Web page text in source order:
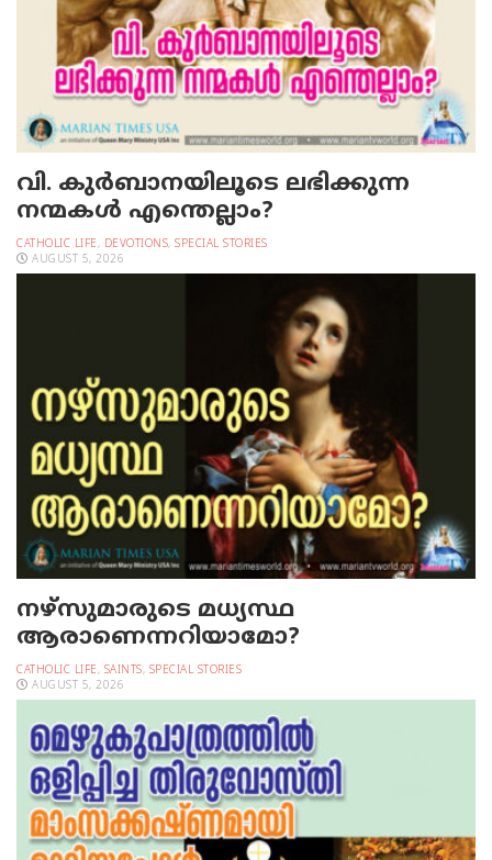
വി. കുര്‍ബാനയിലൂടെ ലഭിക്കുന്ന
നന്മകള്‍ എന്തെല്ലാം?
CATHOLIC LIFE, DEVOTIONS, SPECIAL STORIES
AUGUST 5, 2026
നഴ്‌സുമാരുടെ മധ്യസ്ഥ
ആരാണെന്നറിയാമോ?
CATHOLIC LIFE, SAINTS, SPECIAL STORIES
AUGUST 5, 2026